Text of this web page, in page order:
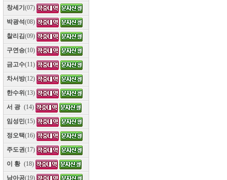
창세기 (07)
박광석(08)
찰리김(09)
구연승(10)
금고수(11)
차서방(12)
한수위 (13)
서 광 (14)
임성민(15)
정오택(16)
주도권(17)
이 황 (18)
남아공(19)